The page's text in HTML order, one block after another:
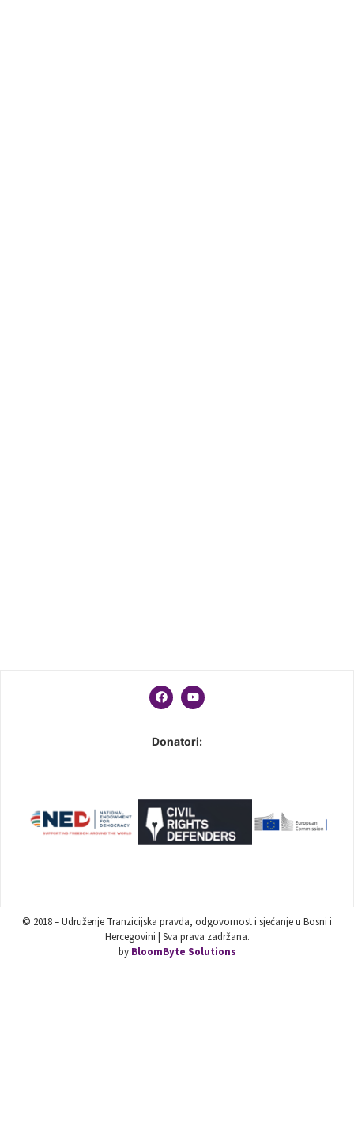
Donatori:
© 2018 – Udruženje Tranzicijska pravda, odgovornost i sjećanje u Bosni i
Hercegovini | Sva prava zadržana.
by BloomByte Solutions